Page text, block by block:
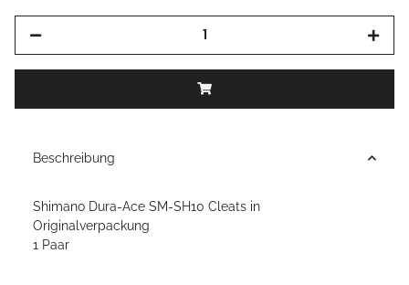
Beschreibung
Shimano Dura-Ace SM-SH10 Cleats in
Originalverpackung
1 Paar